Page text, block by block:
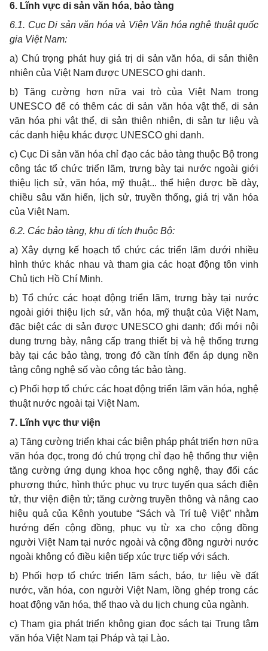
6. Lĩnh vực di sản văn hóa, bảo tàng
6.1. Cục Di sản văn hóa và Viện Văn hóa nghệ thuật quốc
gia Việt Nam:
a) Chú trọng phát huy giá trị di sản văn hóa, di sản thiên
nhiên của Việt Nam được UNESCO ghi danh.
b) Tăng cường hơn nữa vai trò của Việt Nam trong
UNESCO để có thêm các di sản văn hóa vật thể, di sản
văn hóa phi vật thể, di sản thiên nhiên, di sản tư liệu và
các danh hiệu khác được UNESCO ghi danh.
c) Cục Di sản văn hóa chỉ đạo các bảo tàng thuộc Bộ trong
công tác tổ chức triển lãm, trưng bày tại nước ngoài giới
thiệu lịch sử, văn hóa, mỹ thuật... thể hiện được bề dày,
chiều sâu văn hiến, lịch sử, truyền thống, giá trị văn hóa
của Việt Nam.
6.2. Các bảo tàng, khu di tích thuộc Bộ:
a) Xây dựng kế hoạch tổ chức các triển lãm dưới nhiều
hình thức khác nhau và tham gia các hoạt động tôn vinh
Chủ tịch Hồ Chí Minh.
b) Tổ chức các hoạt động triển lãm, trưng bày tại nước
ngoài giới thiệu lịch sử, văn hóa, mỹ thuật của Việt Nam,
đặc biệt các di sản được UNESCO ghi danh; đổi mới nội
dung trưng bày, nâng cấp trang thiết bị và hệ thống trưng
bày tại các bảo tàng, trong đó cần tính đến áp dụng nền
tảng công nghệ số vào công tác bảo tàng.
c) Phối hợp tổ chức các hoạt động triển lãm văn hóa, nghệ
thuật nước ngoài tại Việt Nam.
7. Lĩnh vực thư viện
a) Tăng cường triển khai các biện pháp phát triển hơn nữa
văn hóa đọc, trong đó chú trọng chỉ đạo hệ thống thư viện
tăng cường ứng dụng khoa học công nghệ, thay đổi các
phương thức, hình thức phục vụ trực tuyến qua sách điện
tử, thư viện điện tử; tăng cường truyền thông và nâng cao
hiệu quả của Kênh youtube “Sách và Trí tuệ Việt” nhằm
hướng đến cộng đồng, phục vụ từ xa cho cộng đồng
người Việt Nam tại nước ngoài và cộng đồng người nước
ngoài không có điều kiện tiếp xúc trực tiếp với sách.
b) Phối hợp tổ chức triển lãm sách, báo, tư liệu về đất
nước, văn hóa, con người Việt Nam, lồng ghép trong các
hoạt động văn hóa, thể thao và du lịch chung của ngành.
c) Tham gia phát triển không gian đọc sách tại Trung tâm
văn hóa Việt Nam tại Pháp và tại Lào.